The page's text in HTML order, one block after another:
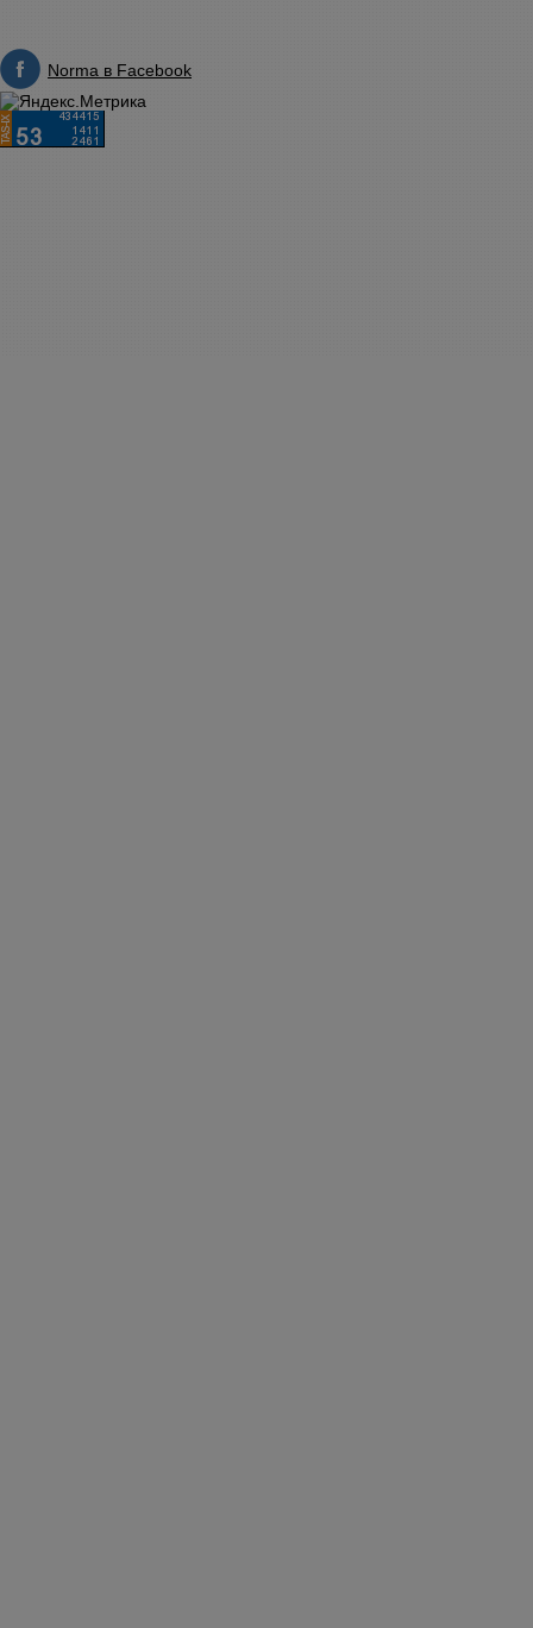
Norma в Facebook